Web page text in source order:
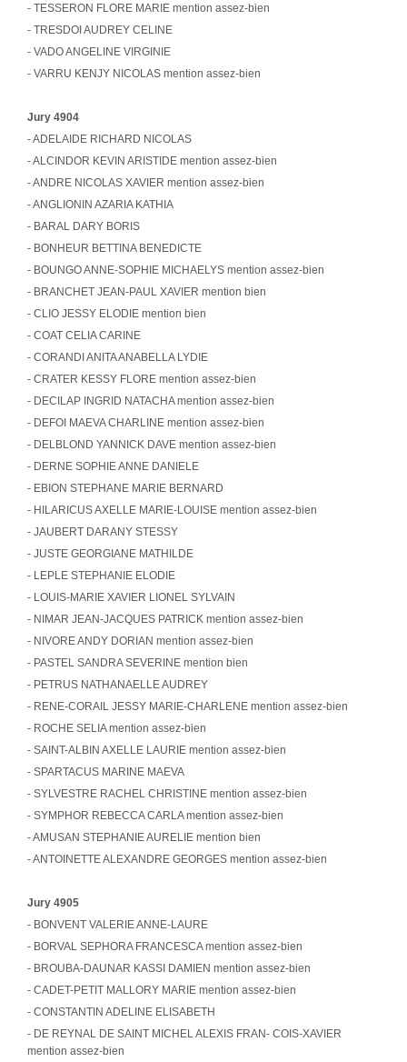
- TESSERON FLORE MARIE mention assez-bien
- TRESDOI AUDREY CELINE
- VADO ANGELINE VIRGINIE
- VARRU KENJY NICOLAS mention assez-bien
Jury 4904
- ADELAIDE RICHARD NICOLAS
- ALCINDOR KEVIN ARISTIDE mention assez-bien
- ANDRE NICOLAS XAVIER mention assez-bien
- ANGLIONIN AZARIA KATHIA
- BARAL DARY BORIS
- BONHEUR BETTINA BENEDICTE
- BOUNGO ANNE-SOPHIE MICHAELYS mention assez-bien
- BRANCHET JEAN-PAUL XAVIER mention bien
- CLIO JESSY ELODIE mention bien
- COAT CELIA CARINE
- CORANDI ANITA ANABELLA LYDIE
- CRATER KESSY FLORE mention assez-bien
- DECILAP INGRID NATACHA mention assez-bien
- DEFOI MAEVA CHARLINE mention assez-bien
- DELBLOND YANNICK DAVE mention assez-bien
- DERNE SOPHIE ANNE DANIELE
- EBION STEPHANE MARIE BERNARD
- HILARICUS AXELLE MARIE-LOUISE mention assez-bien
- JAUBERT DARANY STESSY
- JUSTE GEORGIANE MATHILDE
- LEPLE STEPHANIE ELODIE
- LOUIS-MARIE XAVIER LIONEL SYLVAIN
- NIMAR JEAN-JACQUES PATRICK mention assez-bien
- NIVORE ANDY DORIAN mention assez-bien
- PASTEL SANDRA SEVERINE mention bien
- PETRUS NATHANAELLE AUDREY
- RENE-CORAIL JESSY MARIE-CHARLENE mention assez-bien
- ROCHE SELIA mention assez-bien
- SAINT-ALBIN AXELLE LAURIE mention assez-bien
- SPARTACUS MARINE MAEVA
- SYLVESTRE RACHEL CHRISTINE mention assez-bien
- SYMPHOR REBECCA CARLA mention assez-bien
- AMUSAN STEPHANIE AURELIE mention bien
- ANTOINETTE ALEXANDRE GEORGES mention assez-bien
Jury 4905
- BONVENT VALERIE ANNE-LAURE
- BORVAL SEPHORA FRANCESCA mention assez-bien
- BROUBA-DAUNAR KASSI DAMIEN mention assez-bien
- CADET-PETIT MALLORY MARIE mention assez-bien
- CONSTANTIN ADELINE ELISABETH
- DE REYNAL DE SAINT MICHEL ALEXIS FRAN- COIS-XAVIER
mention assez-bien